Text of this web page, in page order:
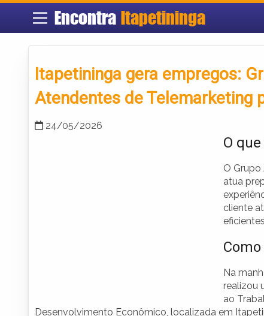
Encontra Itapetininga
Itapetininga gera empregos:
Atendentes de Telemarketing
24/05/2026
O
O
atua
cliente
Na
realizou
ao
Desenvolvimento Econômico, localizada em